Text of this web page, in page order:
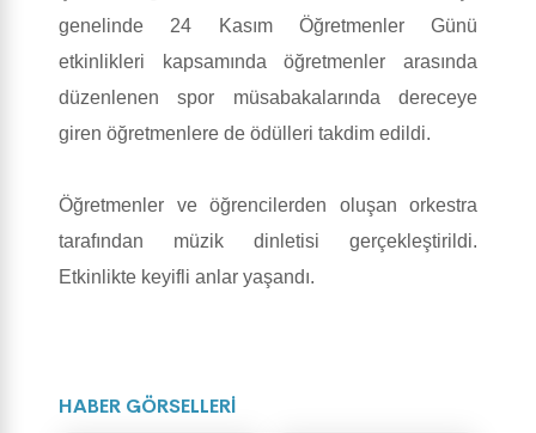
genelinde 24 Kasım Öğretmenler Günü
etkinlikleri kapsamında öğretmenler arasında
düzenlenen spor müsabakalarında dereceye
giren öğretmenlere de ödülleri takdim edildi.
Öğretmenler ve öğrencilerden oluşan orkestra
tarafından müzik dinletisi gerçekleştirildi.
Etkinlikte keyifli anlar yaşandı.
HABER GÖRSELLERİ